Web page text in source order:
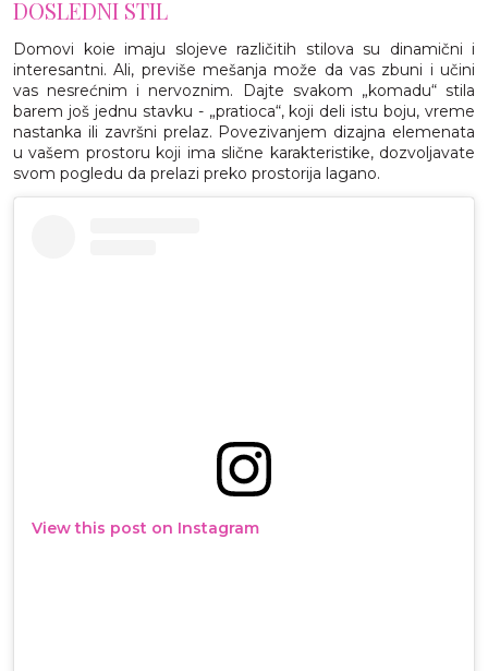
DOSLEDNI STIL
Domovi koie imaju slojeve različitih stilova su dinamični i
interesantni. Ali, previše mešanja može da vas zbuni i učini
vas nesrećnim i nervoznim. Dajte svakom „komadu“ stila
barem još jednu stavku - „pratioca“, koji deli istu boju, vreme
nastanka ili završni prelaz. Povezivanjem dizajna elemenata
u vašem prostoru koji ima slične karakteristike, dozvoljavate
svom pogledu da prelazi preko prostorija lagano.
View this post on Instagram